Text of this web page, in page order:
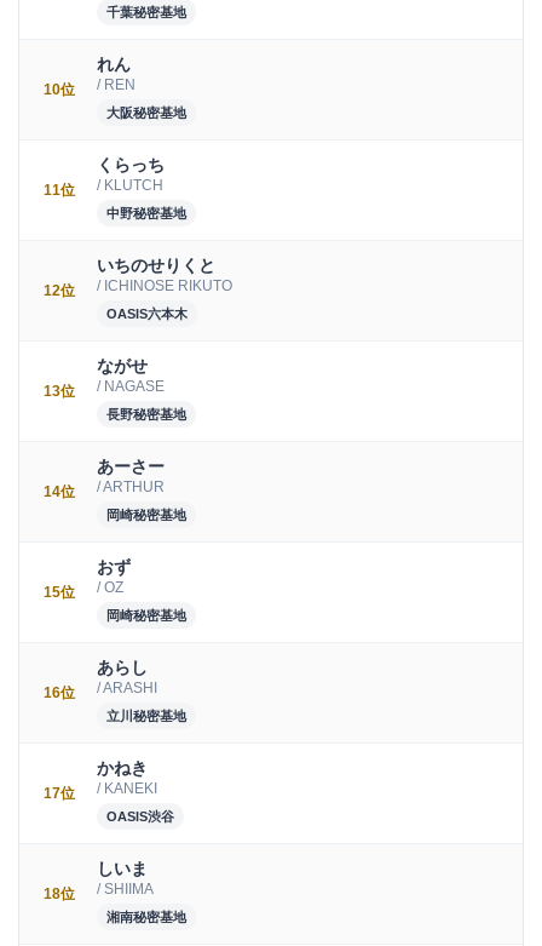
千葉秘密基地
10位
れん
/ REN
大阪秘密基地
11位
くらっち
/ KLUTCH
中野秘密基地
12位
いちのせりくと
/ ICHINOSE RIKUTO
OASIS六本木
13位
ながせ
/ NAGASE
長野秘密基地
14位
あーさー
/ ARTHUR
岡崎秘密基地
15位
おず
/ OZ
岡崎秘密基地
16位
あらし
/ ARASHI
立川秘密基地
17位
かねき
/ KANEKI
OASIS渋谷
18位
しいま
/ SHIIMA
湘南秘密基地